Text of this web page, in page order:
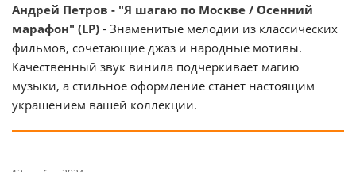
Андрей Петров - "Я шагаю по Москве / Осенний
марафон" (LP) - Знаменитые мелодии из классических
фильмов, сочетающие джаз и народные мотивы.
Качественный звук винила подчеркивает магию
музыки, а стильное оформление станет настоящим
украшением вашей коллекции.